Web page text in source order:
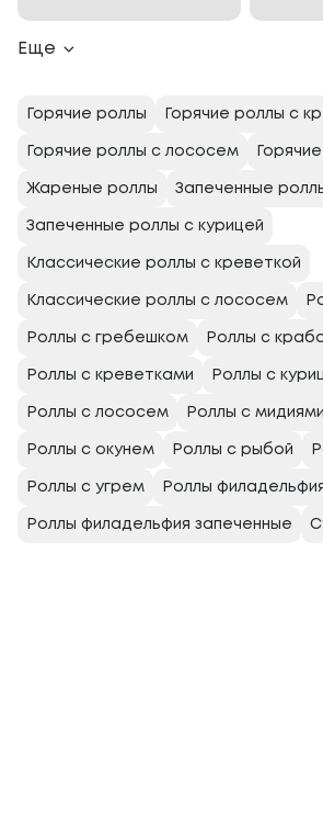
Еще
Горячие роллы Горячие роллы с
Горячие роллы с лососем
Жареные роллы Запеченные
Запеченные роллы с курицей
Классические роллы с креветкой
Классические роллы с лососем
Роллы с гребешком Роллы с
Роллы с креветками Роллы с
Роллы с лососем Роллы с мидиями
Роллы с окунем Роллы с рыбой
Роллы с угрем Роллы
Роллы филадельфия запеченные